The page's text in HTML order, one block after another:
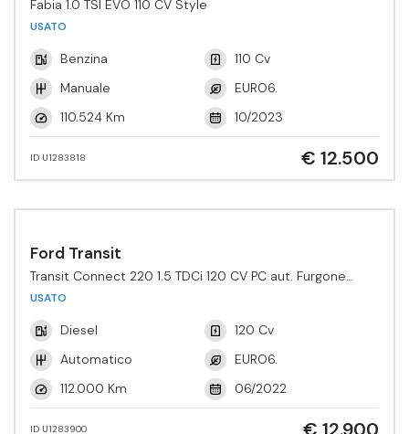
Fabia 1.0 TSI EVO 110 CV Style
USATO
Benzina
110 Cv
Manuale
EURO6.
110.524 Km
10/2023
ID U1283818 € 12.500
Ford Transit
Transit Connect 220 1.5 TDCi 120 CV PC aut. Furgone
Active
USATO
Diesel
120 Cv
Automatico
EURO6.
112.000 Km
06/2022
ID U1283900 € 12.900